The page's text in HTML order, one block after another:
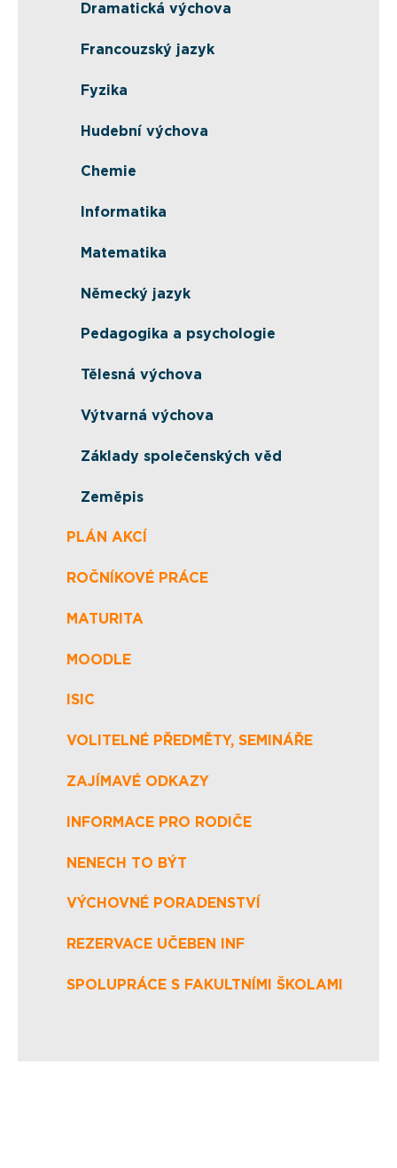
Dramatická výchova
Francouzský jazyk
Fyzika
Hudební výchova
Chemie
Informatika
Matematika
Německý jazyk
Pedagogika a psychologie
Tělesná výchova
Výtvarná výchova
Základy společenských věd
Zeměpis
PLÁN AKCÍ
ROČNÍKOVÉ PRÁCE
MATURITA
MOODLE
ISIC
VOLITELNÉ PŘEDMĚTY, SEMINÁŘE
ZAJÍMAVÉ ODKAZY
INFORMACE PRO RODIČE
NENECH TO BÝT
VÝCHOVNÉ PORADENSTVÍ
REZERVACE UČEBEN INF
SPOLUPRÁCE S FAKULTNÍMI ŠKOLAMI